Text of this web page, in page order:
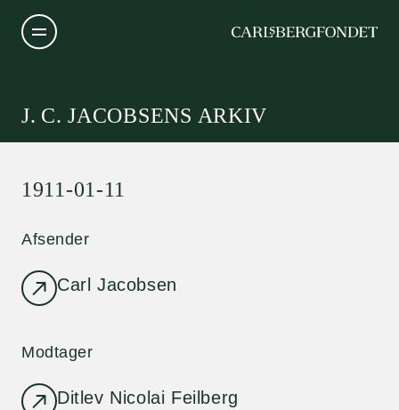
J. C. JACOBSENS ARKIV
1911-01-11
Afsender
Carl Jacobsen
Modtager
Ditlev Nicolai Feilberg